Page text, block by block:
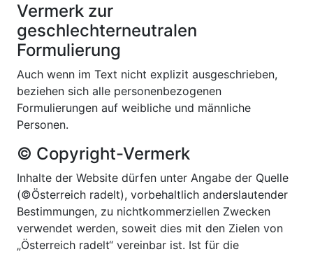
Vermerk zur
geschlechterneutralen
Formulierung
Auch wenn im Text nicht explizit ausgeschrieben,
beziehen sich alle personenbezogenen
Formulierungen auf weibliche und männliche
Personen.
© Copyright-Vermerk
Inhalte der Website dürfen unter Angabe der Quelle
(©Österreich radelt), vorbehaltlich anderslautender
Bestimmungen, zu nichtkommerziellen Zwecken
verwendet werden, soweit dies mit den Zielen von
„Österreich radelt“ vereinbar ist. Ist für die